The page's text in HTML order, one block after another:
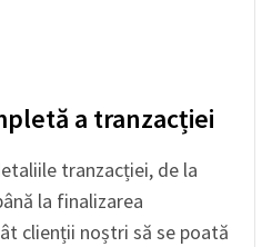
a tranzacției
tranzacției, de la
la finalizarea
clienții noștri să se poată